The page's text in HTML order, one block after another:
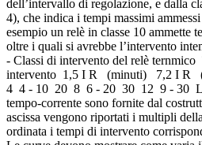
dell’intervallo di regolazione, e dalla
4), che indica i tempi massimi
esempio un relè in classe 10 ammette
oltre i quali si avrebbe l’intervento
- Classi di intervento del relè
intervento 1,5 I R (minuti) 7,2 I R
4 4 - 10 20 8 6 - 20 30 12 9 - 30 Le
tempo-corrente sono fornite dal
ascissa vengono riportati i multipli
ordinata i tempi di intervento